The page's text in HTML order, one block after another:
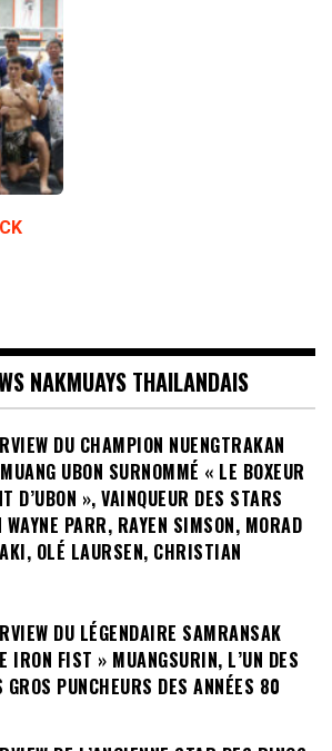
NAKMUAYS THAILANDAIS
DU CHAMPION NUENGTRAKAN
UBON SURNOMMÉ « LE BOXEUR
D’UBON », VAINQUEUR DES STARS
WAYNE PARR, RAYEN SIMSON, MORAD
OLÉ LAURSEN, CHRISTIAN
DU LÉGENDAIRE SAMRANSAK
IRON FIST » MUANGSURIN, L’UN DES
GROS PUNCHEURS DES ANNÉES 80